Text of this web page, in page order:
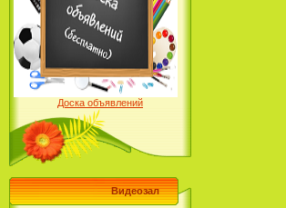
Доска объявлений
Видеозал